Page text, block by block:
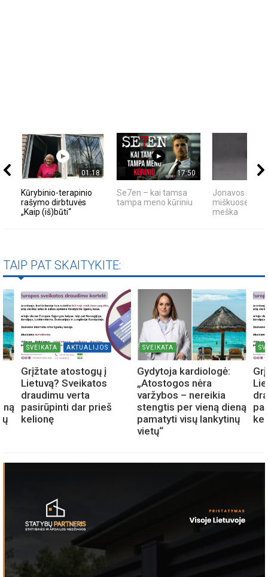
01:18
Kūrybinio-terapinio
rašymo dirbtuvės
„Kaip (iš)būti“
17:50
Se7en – kai tamsa
tampa meno kūriniu
Jonavos
miškuose
meška
TAIP PAT SKAITYKITE:
SVEIKATA AKTUALIJOS
Grįžtate atostogų į
Lietuvą? Sveikatos
draudimu verta
pasirūpinti dar prieš
kelionę
SVEIKATA
Gydytoja kardiologė:
„Atostogos nėra
varžybos – nereikia
stengtis per vieną dieną
pamatyti visų lankytinų
vietų“